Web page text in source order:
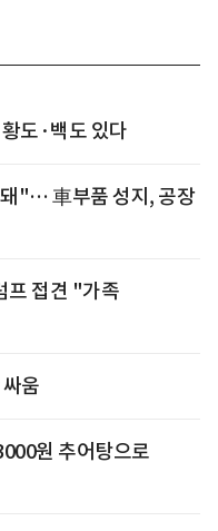
도·백도 있다
"… 車부품 성지, 공장
프 접견 "가족
움
원 추어탕으로